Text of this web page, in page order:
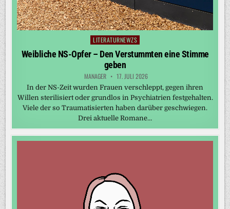
Posted
LITERATURNEWZS
Weibliche NS-Opfer – Den Verstummten eine Stimme
geben
MANAGER 17. JULI 2026
In der NS-Zeit wurden Frauen verschleppt, gegen ihren
Willen sterilisiert oder grundlos in Psychiatrien festgehalten.
Viele der so Traumatisierten haben darüber geschwiegen.
Drei aktuelle Romane…